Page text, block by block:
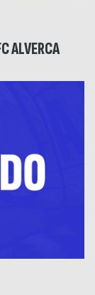
ALVERCA